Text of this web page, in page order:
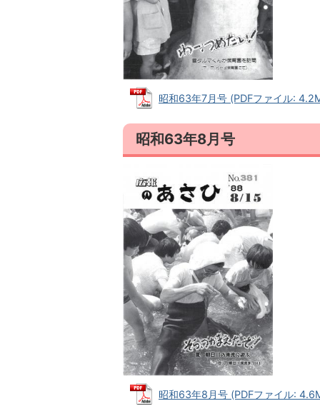
昭和63年7月号 (PDFファイル:
昭和63年8月号
昭和63年8月号 (PDFファイル: